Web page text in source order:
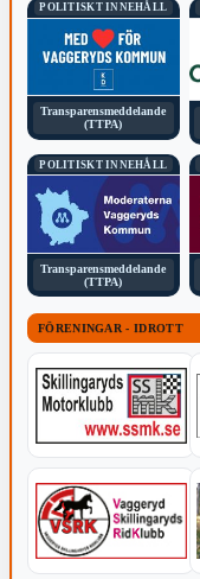
POLITISKT INNEHÅLL
Transparensmeddelande
(TTPA)
POLITISKT INNEHÅLL
Transparensmeddelande
(TTPA)
FÖRENINGAR - IDROTT